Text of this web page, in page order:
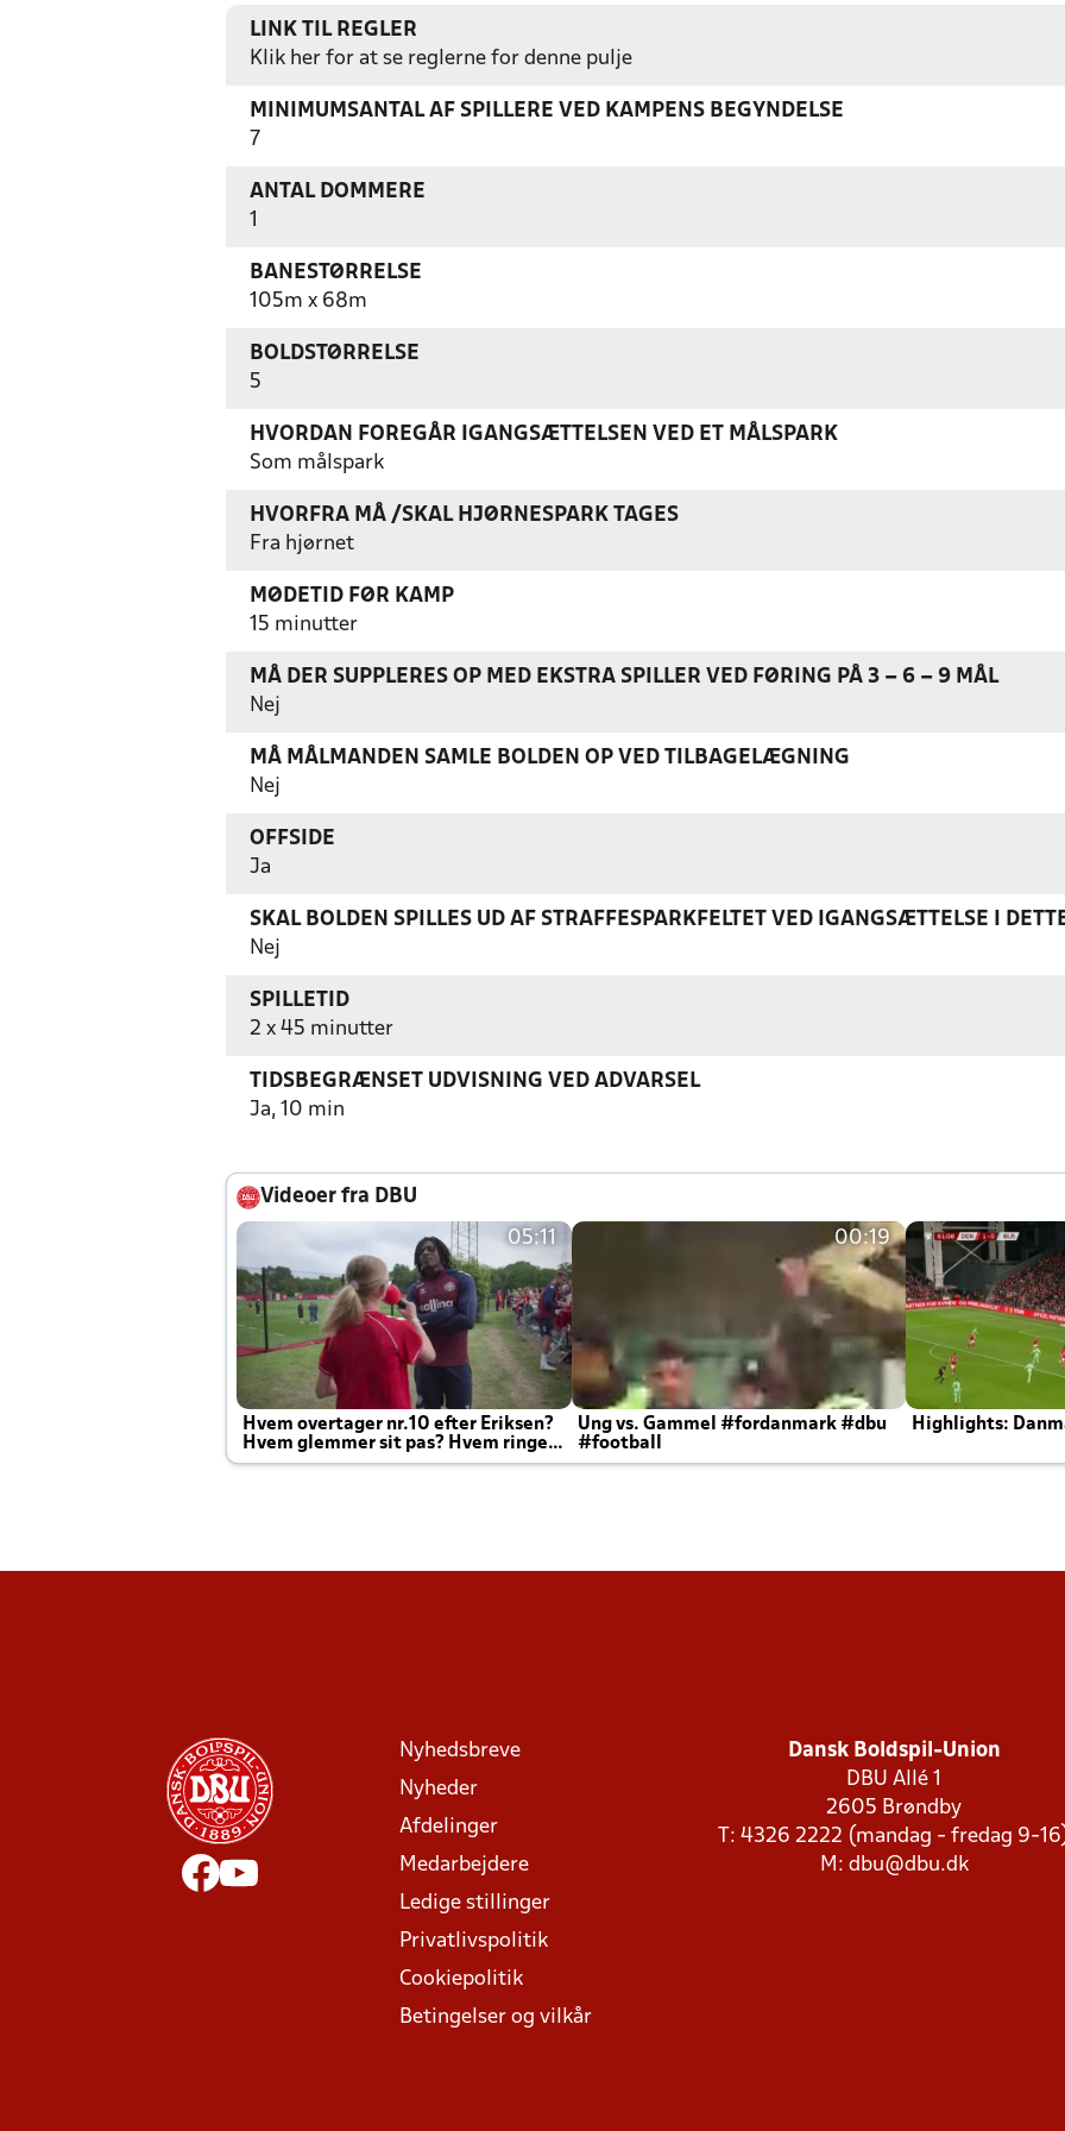
LINK TIL REGLER
Klik her for at se reglerne for denne pulje
MINIMUMSANTAL AF SPILLERE VED KAMPENS BEGYNDELSE
7
ANTAL DOMMERE
1
BANESTØRRELSE
105m x 68m
BOLDSTØRRELSE
5
HVORDAN FOREGÅR IGANGSÆTTELSEN VED ET MÅLSPARK
Som målspark
HVORFRA MÅ /SKAL HJØRNESPARK TAGES
Fra hjørnet
MØDETID FØR KAMP
15 minutter
MÅ DER SUPPLERES OP MED EKSTRA SPILLER VED FØRING PÅ 3 – 6 – 9 MÅL
Nej
MÅ MÅLMANDEN SAMLE BOLDEN OP VED TILBAGELÆGNING
Nej
OFFSIDE
Ja
SKAL BOLDEN SPILLES UD AF STRAFFESPARKFELTET VED IGANGSÆTTELSE I
Nej
SPILLETID
2 x 45 minutter
TIDSBEGRÆNSET UDVISNING VED ADVARSEL
Ja, 10 min
Videoer fra DBU
05:11
Hvem overtager nr.10 efter Eriksen?
Hvem glemmer sit pas? Hvem ringer
Joachim altid til efter kampe?
00:19
Ung vs. Gammel #fordanmark #dbu
#football
Highlights:
Nyhedsbreve
Nyheder
Afdelinger
Medarbejdere
Ledige stillinger
Privatlivspolitik
Cookiepolitik
Betingelser og vilkår
Dansk Boldspil-Union
DBU Allé 1
2605 Brøndby
T: 4326 2222 (mandag - fredag 9-
M: dbu@dbu.dk